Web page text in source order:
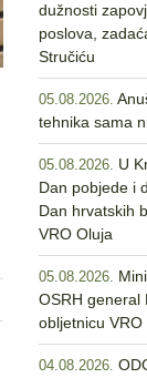
dužnosti
poslova,
Stručiću
05.08.2026.
tehnika sama
05.08.2026. U
Dan pobjede i
Dan hrvatskih
VRO Oluja
05.08.2026.
OSRH general
obljetnicu VRO
04.08.2026.